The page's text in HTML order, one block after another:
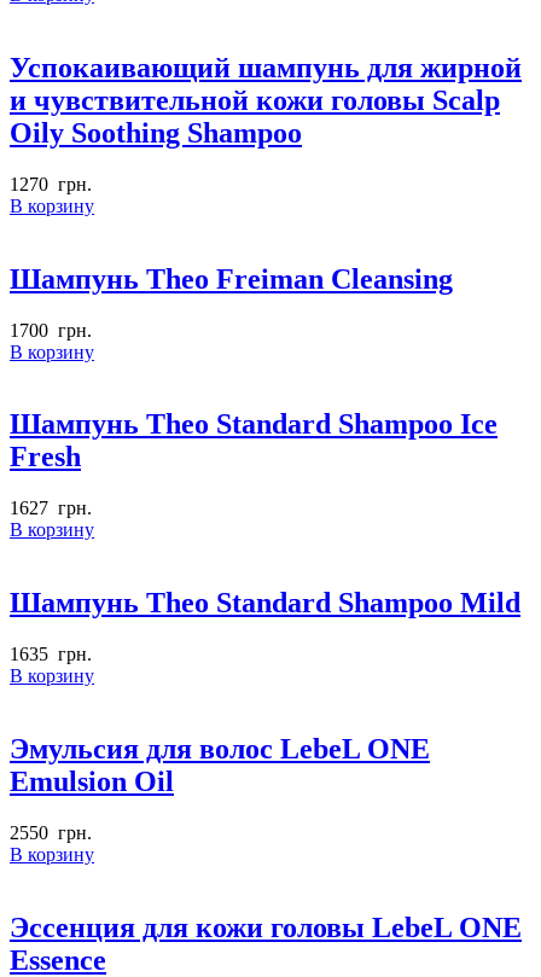
Успокаивающий шампунь для жирной
и чувствительной кожи головы Scalp
Oily Soothing Shampoo
1270 грн.
В корзину
Шампунь Theo Freiman Cleansing
1700 грн.
В корзину
Шампунь Theo Standard Shampoo Ice
Fresh
1627 грн.
В корзину
Шампунь Theo Standard Shampoo Mild
1635 грн.
В корзину
Эмульсия для волос LebeL ONE
Emulsion Oil
2550 грн.
В корзину
Эссенция для кожи головы LebeL ONE
Essence